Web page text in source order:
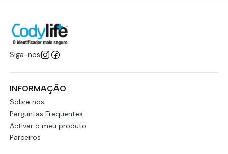
Siga-nos
INFORMAÇÃO
Sobre nós
Perguntas Frequentes
Activar o meu produto
Parceiros